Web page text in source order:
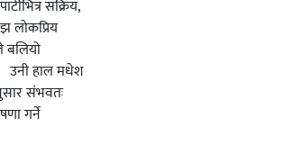
सक्रिय,
लोकप्रिय
बलियो
उनी हाल मधेश
संभवतः
गर्ने